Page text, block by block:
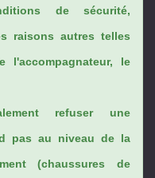
de sécurité,
raisons autres telles
l'accompagnateur, le
refuser une
pas au niveau de la
(chaussures de